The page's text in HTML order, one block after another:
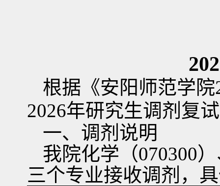
根据《安阳师范学院
2026年研究生调剂复
一、调剂说明
我院化学（070300
三个专业接收调剂，